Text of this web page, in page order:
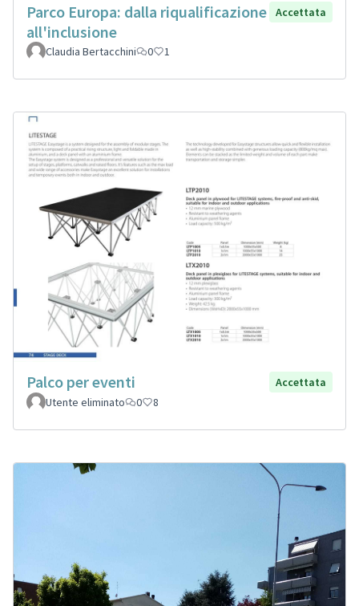
Parco Europa: dalla riqualificazione
all'inclusione
Accettata
Claudia Bertacchini 0 1
Palco per eventi
Accettata
Utente eliminato
0 8